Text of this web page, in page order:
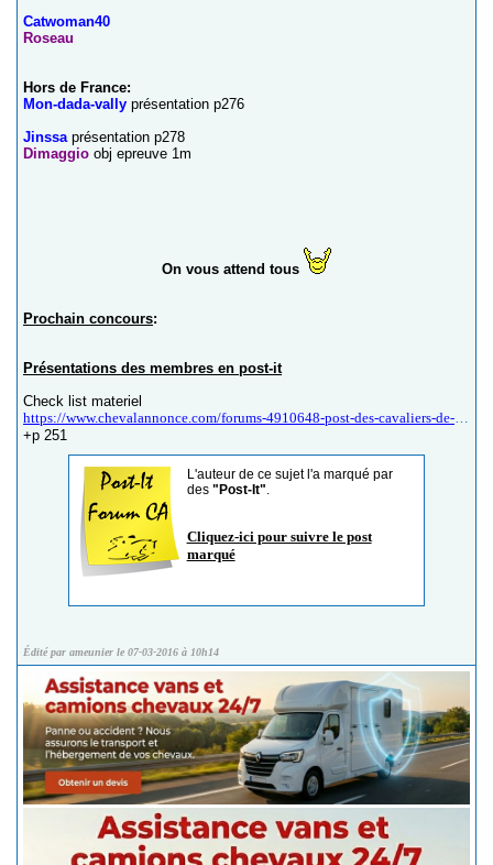
Catwoman40
Roseau
Hors de France:
Mon-dada-vally présentation p276
Jinssa présentation p278
Dimaggio obj epreuve 1m
On vous attend tous
Prochain concours:
Présentations des membres en post-it
Check list materiel
https://www.chevalannonce.com/forums-4910648-post-des-cavaliers-de-concours-complet-cce?p=250
+p 251
L'auteur de ce sujet l'a marqué par
des "Post-It".
Cliquez-ici pour suivre le post
marqué
Édité par ameunier le 07-03-2016 à 10h14